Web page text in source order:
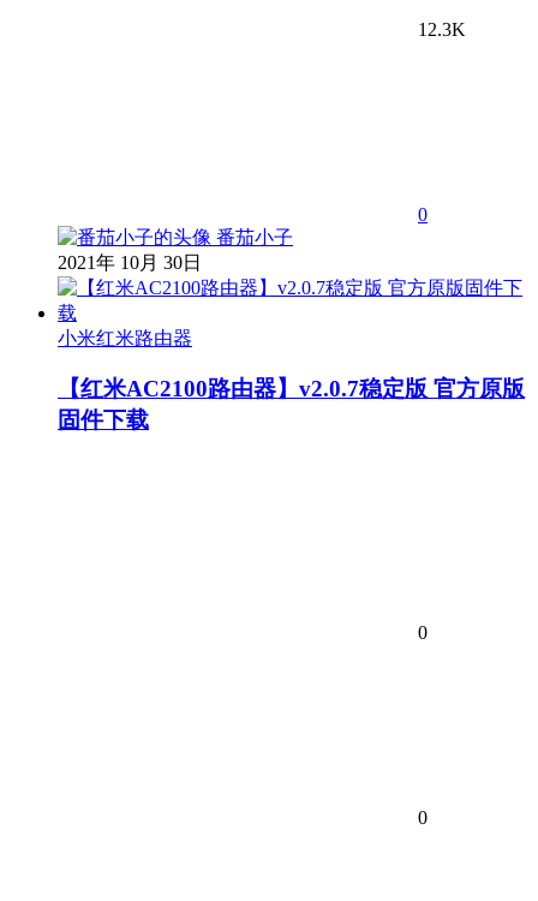
12.3K
0
番茄小子
2021年 10月 30日
小米红米路由器
【红米AC2100路由器】v2.0.7稳定版 官方原版
固件下载
0
0